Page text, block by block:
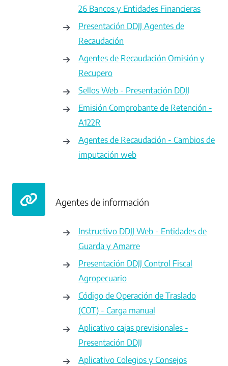
26 Bancos y Entidades Financieras
Presentación DDJJ Agentes de
Recaudación
Agentes de Recaudación Omisión y
Recupero
Sellos Web - Presentación DDJJ
Emisión Comprobante de Retención -
A122R
Agentes de Recaudación - Cambios de
imputación web
Agentes de información
Instructivo DDJJ Web - Entidades de
Guarda y Amarre
Presentación DDJJ Control Fiscal
Agropecuario
Código de Operación de Traslado
(COT) - Carga manual
Aplicativo cajas previsionales -
Presentación DDJJ
Aplicativo Colegios y Consejos